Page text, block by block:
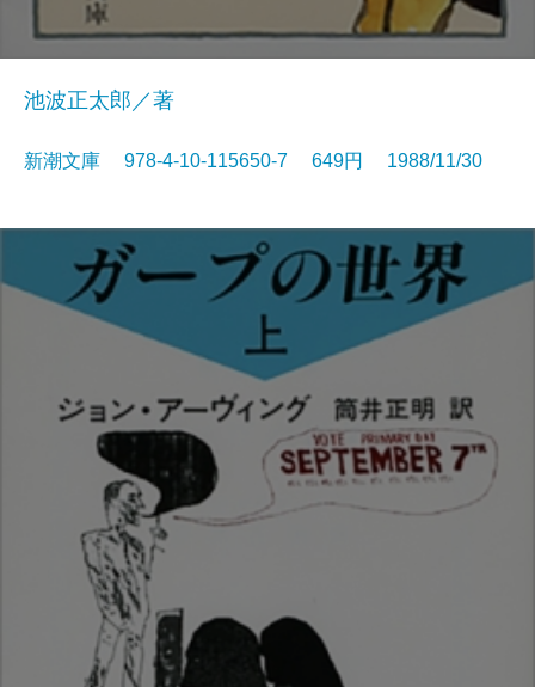
池波正太郎／著
新潮文庫 978-4-10-115650-7 649円 1988/11/30